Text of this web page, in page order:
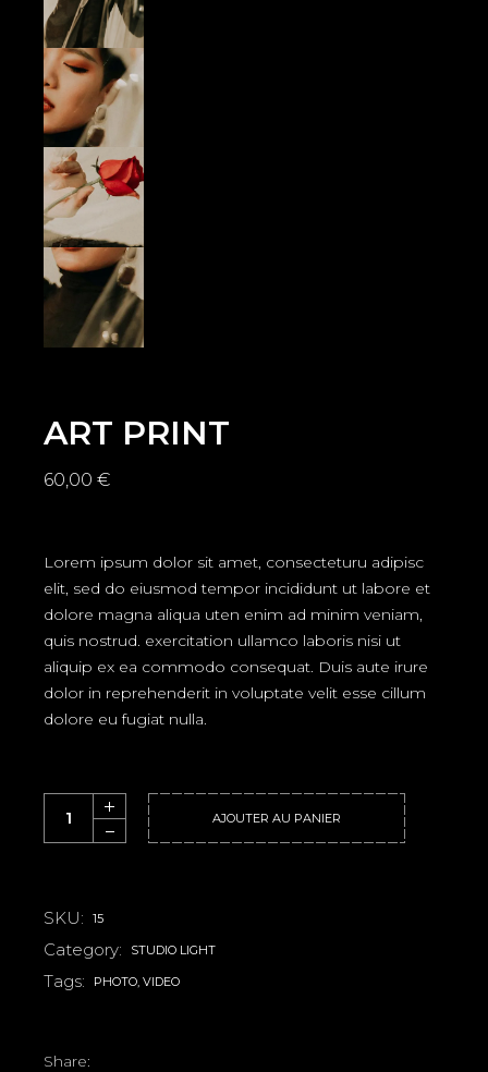
ART PRINT
60,00€
Lorem ipsum dolor sit amet, consecteturu adipisc
elit, sed do eiusmod tempor incididunt ut labore et
dolore magna aliqua uten enim ad minim veniam,
quis nostrud. exercitation ullamco laboris nisi ut
aliquip ex ea commodo consequat. Duis aute irure
dolor in reprehenderit in voluptate velit esse cillum
dolore eu fugiat nulla.
Art Print quantity
AJOUTER AU PANIER
SKU: 15
Category: STUDIO LIGHT
Tags: PHOTO,VIDEO
Share: